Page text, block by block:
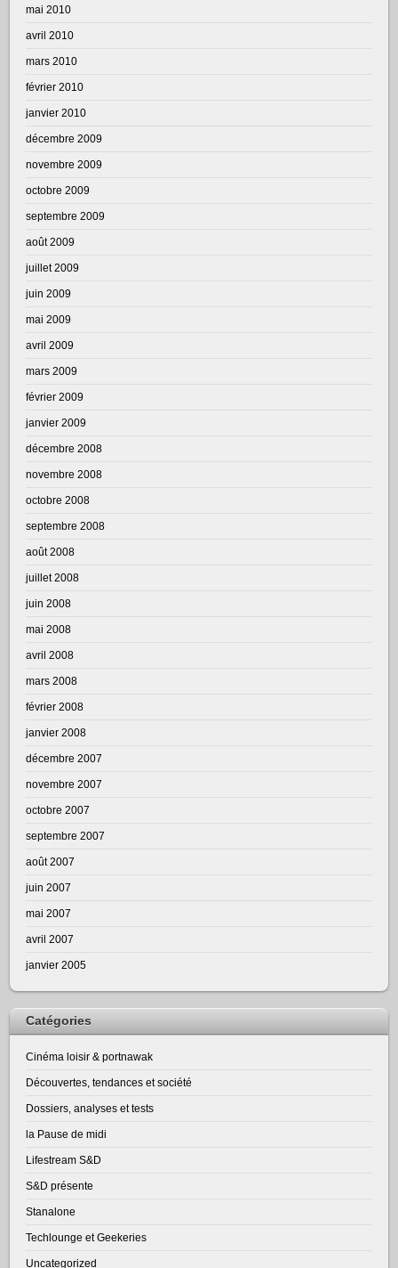
mai 2010
avril 2010
mars 2010
février 2010
janvier 2010
décembre 2009
novembre 2009
octobre 2009
septembre 2009
août 2009
juillet 2009
juin 2009
mai 2009
avril 2009
mars 2009
février 2009
janvier 2009
décembre 2008
novembre 2008
octobre 2008
septembre 2008
août 2008
juillet 2008
juin 2008
mai 2008
avril 2008
mars 2008
février 2008
janvier 2008
décembre 2007
novembre 2007
octobre 2007
septembre 2007
août 2007
juin 2007
mai 2007
avril 2007
janvier 2005
Catégories
Cinéma loisir & portnawak
Découvertes, tendances et société
Dossiers, analyses et tests
la Pause de midi
Lifestream S&D
S&D présente
Stanalone
Techlounge et Geekeries
Uncategorized